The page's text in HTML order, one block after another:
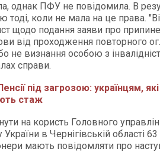
однак ПФУ не повідомила. В
тоді, коли не мала на це права.
щодо подання заяви про
від проходження повторного
не визнання особою з
справи.
під загрозою: українцям,
стаж
на користь Головного
в Чернігівській області
мають повідомляти про